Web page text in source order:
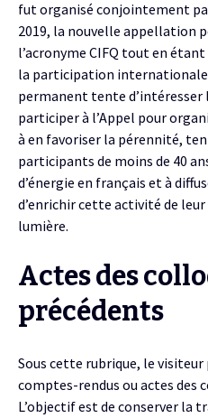
fut organisé conjointement
2019, la nouvelle appellation
l’acronyme CIFQ tout en
la participation
permanent tente d’intéresser
participer à l’Appel pour
à en favoriser la pérennité,
participants de moins de 40
d’énergie en français et à
d’enrichir cette activité de
lumière.
Actes des
précédents
Sous cette rubrique, le visiteur
comptes-rendus ou actes des
L’objectif est de conserver la